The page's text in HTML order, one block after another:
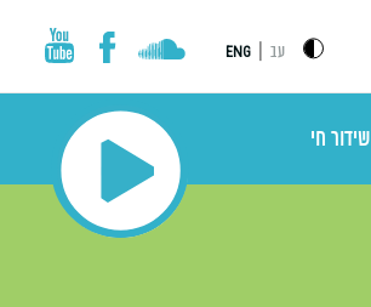
עב ENG
שידור חי